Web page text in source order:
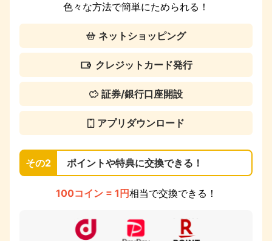
色々な方法で簡単にためられる！
ネットショッピング
クレジットカード発行
証券/銀行口座開設
アプリダウンロード
その2 ポイントや特典に交換できる！
100コイン = 1円相当で交換できる！